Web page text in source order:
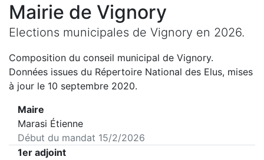
Mairie de Vignory
Elections municipales de Vignory en 2026.
Composition du conseil municipal de Vignory.
Données issues du Répertoire National des Elus, mises
à jour le 10 septembre 2020.
Maire
Marasi Étienne
Début du mandat 15/2/2026
1er adjoint